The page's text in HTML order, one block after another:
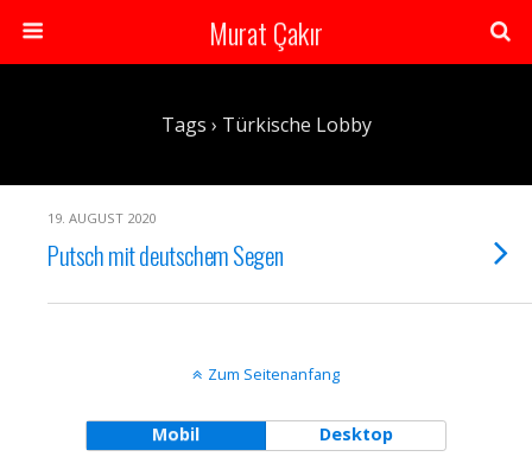
Murat Çakır
Tags › Türkische Lobby
19. AUGUST 2020
Putsch mit deutschem Segen
Zum Seitenanfang
Mobil Desktop